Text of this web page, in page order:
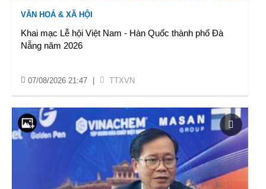
VĂN HOÁ & XÃ HỘI
Khai mạc Lễ hội Việt Nam - Hàn Quốc thành phố Đà
Nẵng năm 2026
07/08/2026 21:47 TTXVN